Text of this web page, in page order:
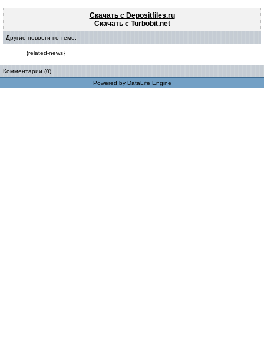
Скачать с Depositfiles.ru
Скачать с Turbobit.net
Другие новости по теме:
{related-news}
Комментарии (0)
Powered by DataLife Engine